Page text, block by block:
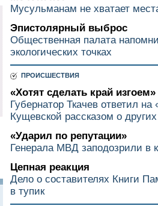
Мусульманам не хватает
Эпистолярный выброс
Общественная палата
экологических точках
ПРОИСШЕСТВИЯ
«Хотят сделать край изгоем»
Губернатор Ткачев ответил
Кущевской рассказом о
«Ударил по репутации»
Генерала МВД заподозрили в
Цепная реакция
Дело о составителях Книги
в тупик